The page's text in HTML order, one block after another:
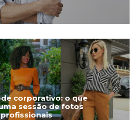
corporativo: o que
sessão de fotos
profissionais